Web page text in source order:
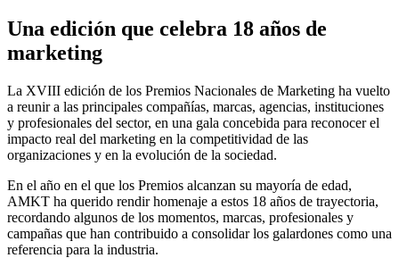
Una edición que celebra 18 años de
marketing
La XVIII edición de los Premios Nacionales de Marketing ha vuelto
a reunir a las principales compañías, marcas, agencias, instituciones
y profesionales del sector, en una gala concebida para reconocer el
impacto real del marketing en la competitividad de las
organizaciones y en la evolución de la sociedad.
En el año en el que los Premios alcanzan su mayoría de edad,
AMKT ha querido rendir homenaje a estos 18 años de trayectoria,
recordando algunos de los momentos, marcas, profesionales y
campañas que han contribuido a consolidar los galardones como una
referencia para la industria.